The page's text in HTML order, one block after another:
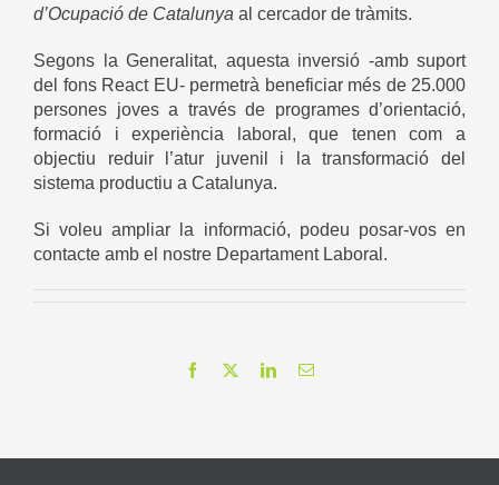
d’Ocupació de Catalunya al cercador de tràmits.
Segons la Generalitat, aquesta inversió -amb suport
del fons React EU- permetrà beneficiar més de 25.000
persones joves a través de programes d’orientació,
formació i experiència laboral, que tenen com a
objectiu reduir l’atur juvenil i la transformació del
sistema productiu a Catalunya.
Si voleu ampliar la informació, podeu posar-vos en
contacte amb el nostre Departament Laboral.
Facebook LinkedInEmail